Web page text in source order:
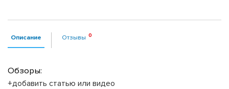
Описание Отзывы
Обзоры:
+добавить статью или видео